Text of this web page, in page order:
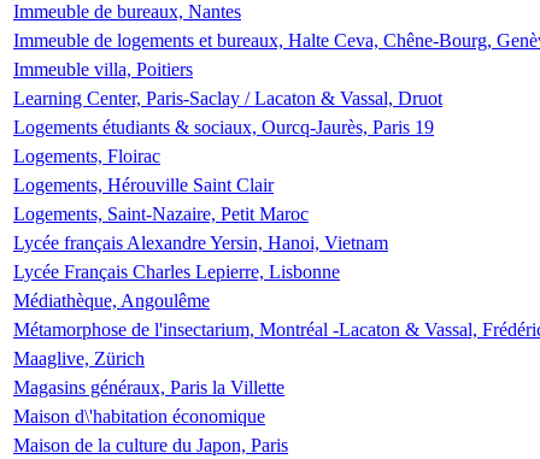
Immeuble de bureaux, Nantes
Immeuble de logements et bureaux, Halte Ceva, Chêne-Bourg,
Immeuble villa, Poitiers
Learning Center, Paris-Saclay / Lacaton & Vassal, Druot
Logements étudiants & sociaux, Ourcq-Jaurès, Paris 19
Logements, Floirac
Logements, Hérouville Saint Clair
Logements, Saint-Nazaire, Petit Maroc
Lycée français Alexandre Yersin, Hanoi, Vietnam
Lycée Français Charles Lepierre, Lisbonne
Médiathèque, Angoulême
Métamorphose de l'insectarium, Montréal -Lacaton & Vassal,
Maaglive, Zürich
Magasins généraux, Paris la Villette
Maison d\'habitation économique
Maison de la culture du Japon, Paris